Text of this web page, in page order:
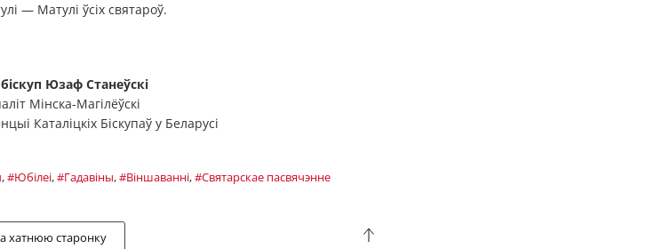
— Матулі ўсіх святароў.
Юзаф Станеўскі
Мінска-Магілёўскі
Каталіцкіх Біскупаў у Беларусі
,#Юбілеі,#Гадавіны,#Віншаванні,#Святарскае пасвячэнне
хатнюю старонку